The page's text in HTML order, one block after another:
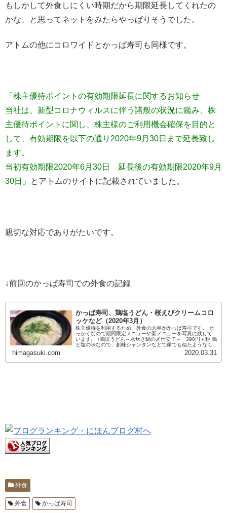
もしかして外食しにくい時期だから期限延長してくれたの
かな、と思ってネットをみたらやっぱりそうでした。
アトムの他にコロワイドとかっぱ寿司も同様です。
「株主優待ポイントの有効期限延長に関するお知らせ
当社は、新型コロナウィルスに伴う諸般の状況に鑑み、株
主優待ポイントに関し、株主様のご利用機会確保を目的と
して、有効期限を以下の通り2020年9月30日まで延長致し
ます。
当初有効期限2020年6月30日 延長後の有効期限2020年9月
30日」
とアトムのサイトに記載されていました。
親切な対応でありがたいです。
↓前回のかっぱ寿司での外食の記録
かっぱ寿司、鶏塩うどん・桜えびクリームコロ
ッケなど（2020年3月）
株主優待を利用するため、外食の大半がかっぱ寿司です。 せ
っかくなので期間限定メニューや新メニューを写真に残して
います。 ↑鶏塩うどん～水炊き鍋の〆仕立て～ 390円＋税 鶏
と塩の味なので、創味シャンタンなどで家でも似たようなも...
himagasuki.com 2020.03.31
外食
外食 かっぱ寿司